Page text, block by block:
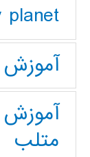
planet
آموزش MATLAB
آموزش
متلب